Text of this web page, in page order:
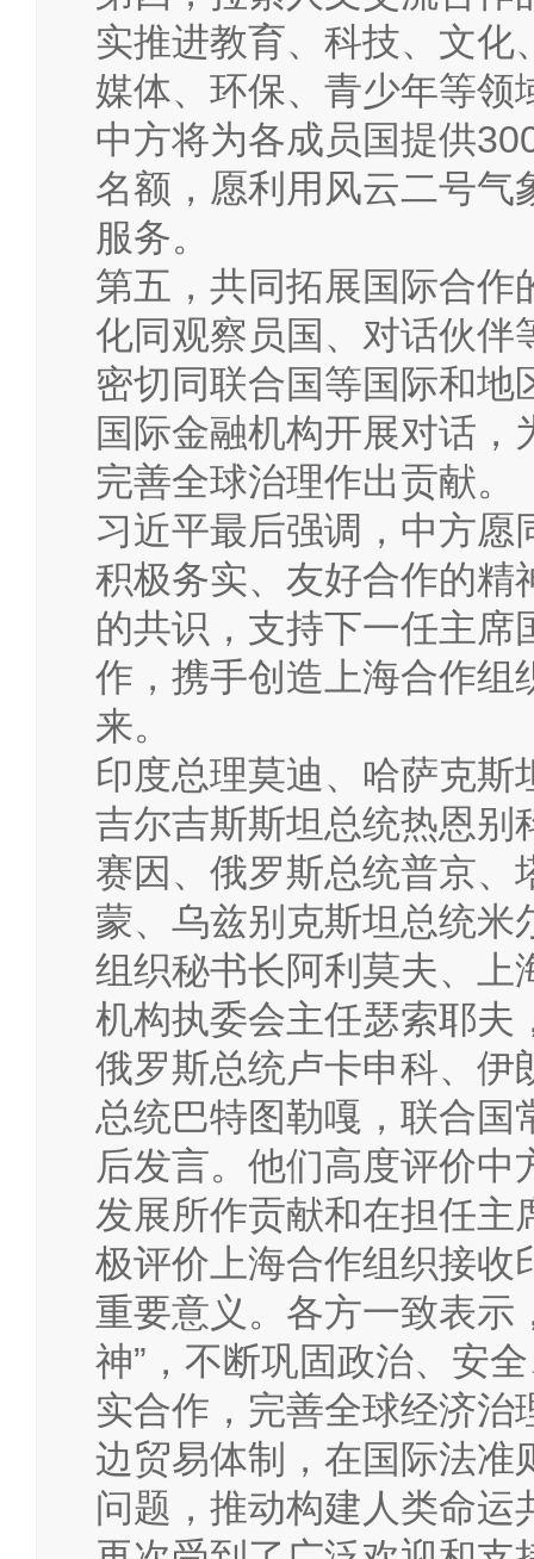
实推进教育、科技、文化
媒体、环保、青少年等领
中方将为各成员国提供
名额，愿利用风云二号气
服务。
第五，共同拓展国际合作
化同观察员国、对话伙伴
密切同联合国等国际和地
国际金融机构开展对话
完善全球治理作出贡献。
习近平最后强调，中方愿
积极务实、友好合作的精
的共识，支持下一任主席
作，携手创造上海合作组
来。
印度总理莫迪、哈萨克斯
吉尔吉斯斯坦总统热恩别
赛因、俄罗斯总统普京、
蒙、乌兹别克斯坦总统米
组织秘书长阿利莫夫、上
机构执委会主任瑟索耶夫
俄罗斯总统卢卡申科、伊
总统巴特图勒嘎，联合国
后发言。他们高度评价中
发展所作贡献和在担任主
极评价上海合作组织接收
重要意义。各方一致表示
神”，不断巩固政治、安
实合作，完善全球经济治
边贸易体制，在国际法准
问题，推动构建人类命运